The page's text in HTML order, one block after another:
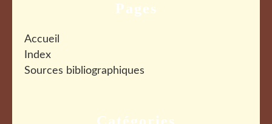
Pages
Accueil
Index
Sources bibliographiques